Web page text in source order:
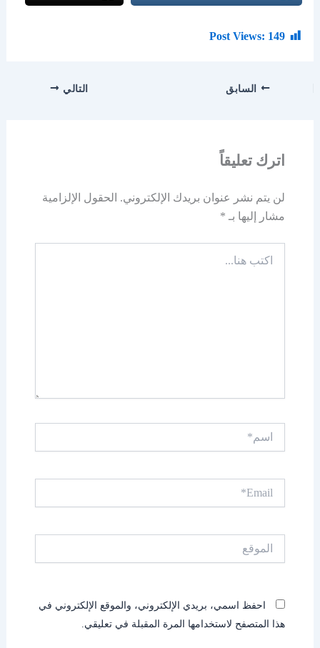
Post Views: 149
السابق التالي
اترك تعليقاً
لن يتم نشر عنوان بريدك الإلكتروني. الحقول الإلزامية
مشار إليها بـ *
هنا...
احفظ اسمي، بريدي الإلكتروني، والموقع الإلكتروني في
هذا المتصفح لاستخدامها المرة المقبلة في تعليقي.